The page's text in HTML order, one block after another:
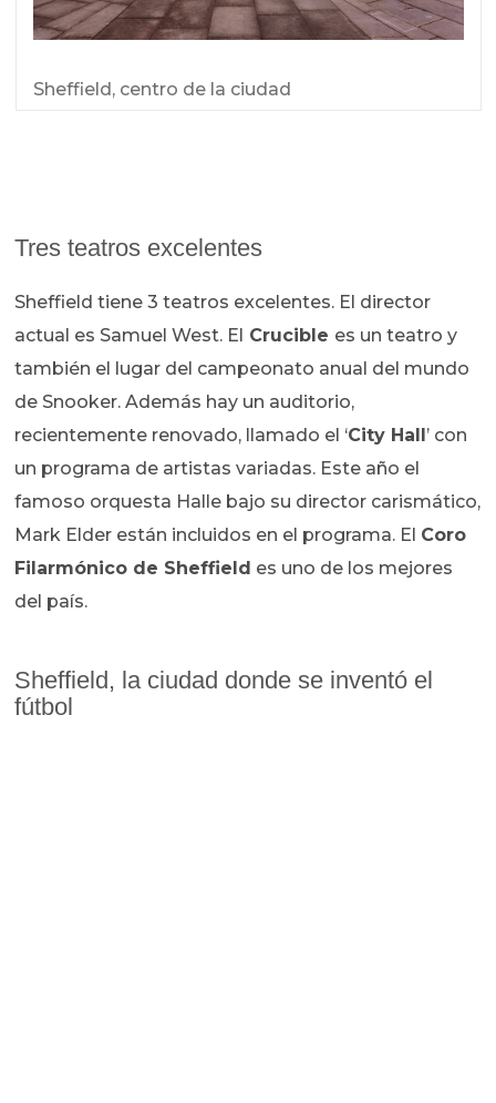
Sheffield, centro de la ciudad
Tres teatros excelentes
Sheffield tiene 3 teatros excelentes. El director
actual es Samuel West. El Crucible es un teatro y
también el lugar del campeonato anual del mundo
de Snooker. Además hay un auditorio,
recientemente renovado, llamado el ‘City Hall ’ con
un programa de artistas variadas. Este año el
famoso orquesta Halle bajo su director carismático,
Mark Elder están incluidos en el programa. El Coro
Filarmónico de Sheffield es uno de los mejores
del país.
Sheffield, la ciudad donde se inventó el
fútbol